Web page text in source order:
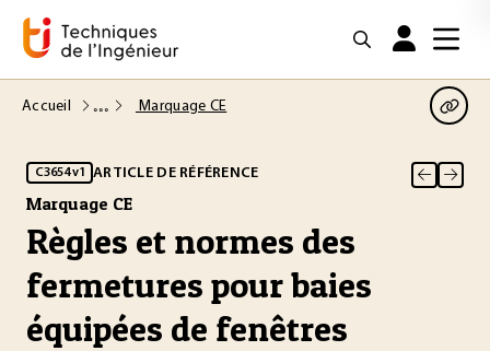
Accueil Marquage CE
C3654 v1 ARTICLE DE RÉFÉRENCE
Marquage CE
Règles et normes des
fermetures pour baies
équipées de fenêtres